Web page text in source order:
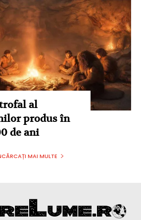
al
produs în
de ani
MAI MULTE